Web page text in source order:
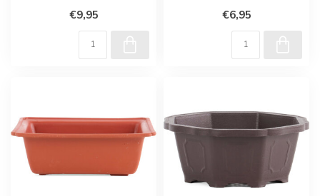
€9,95 €6,95